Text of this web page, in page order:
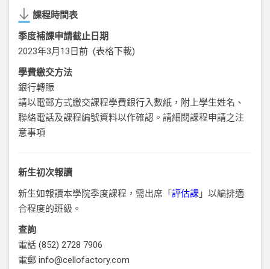
課程時間表
季度補課申請截止日期
2023年3月13日前 (表格下載)
學費繳交方法
銀行轉賑
請以電郵方式繳交課程學費銀行入數紙，附上學生姓名、
聯絡電話及課程編號資料以作確認。請細閱課程申請之注
意事項
新生初次報讀
新生如報讀本學院季度課程，需出席「 評估課 」以編排適
合程度的班級。
查詢
電話 (852) 2728 7906
電郵 info@cellofactory.com